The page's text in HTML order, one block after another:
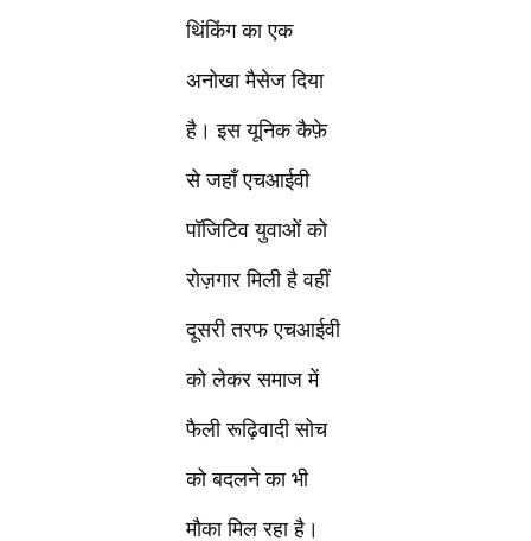
थिंकिंग का एक
अनोखा मैसेज दिया
है। इस यूनिक कैफ़े
से जहाँ एचआईवी
पॉजिटिव युवाओं को
रोज़गार मिली है वहीं
दूसरी तरफ एचआईवी
को लेकर समाज में
फैली रूढ़िवादी सोच
को बदलने का भी
मौका मिल रहा है।